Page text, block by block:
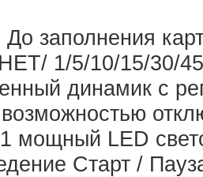
До заполнения
1/5/10/15/30/
динамик с
мощный LED
Старт /